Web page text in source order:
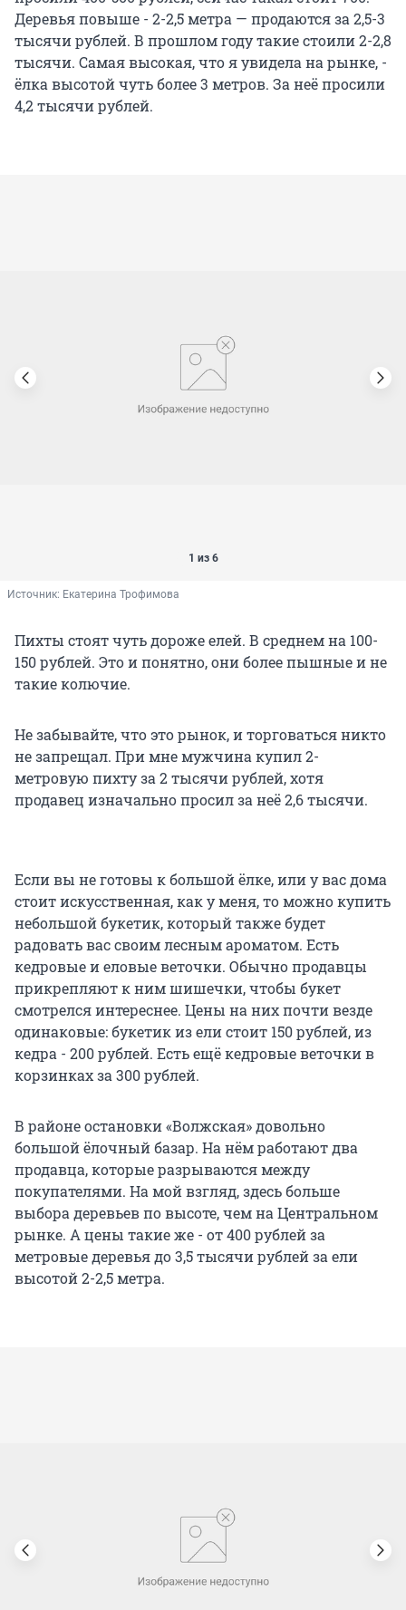
Деревья повыше - 2-2,5 метра — продаются за 2,5-3
тысячи рублей. В прошлом году такие стоили 2-2,8
тысячи. Самая высокая, что я увидела на рынке, -
ёлка высотой чуть более 3 метров. За неё просили
4,2 тысячи рублей.
1 из 6
Источник: Екатерина Трофимова
Пихты стоят чуть дороже елей. В среднем на 100-
150 рублей. Это и понятно, они более пышные и не
такие колючие.
Не забывайте, что это рынок, и торговаться никто
не запрещал. При мне мужчина купил 2-
метровую пихту за 2 тысячи рублей, хотя
продавец изначально просил за неё 2,6 тысячи.
Если вы не готовы к большой ёлке, или у вас дома
стоит искусственная, как у меня, то можно купить
небольшой букетик, который также будет
радовать вас своим лесным ароматом. Есть
кедровые и еловые веточки. Обычно продавцы
прикрепляют к ним шишечки, чтобы букет
смотрелся интереснее. Цены на них почти везде
одинаковые: букетик из ели стоит 150 рублей, из
кедра - 200 рублей. Есть ещё кедровые веточки в
корзинках за 300 рублей.
В районе остановки «Волжская» довольно
большой ёлочный базар. На нём работают два
продавца, которые разрываются между
покупателями. На мой взгляд, здесь больше
выбора деревьев по высоте, чем на Центральном
рынке. А цены такие же - от 400 рублей за
метровые деревья до 3,5 тысячи рублей за ели
высотой 2-2,5 метра.